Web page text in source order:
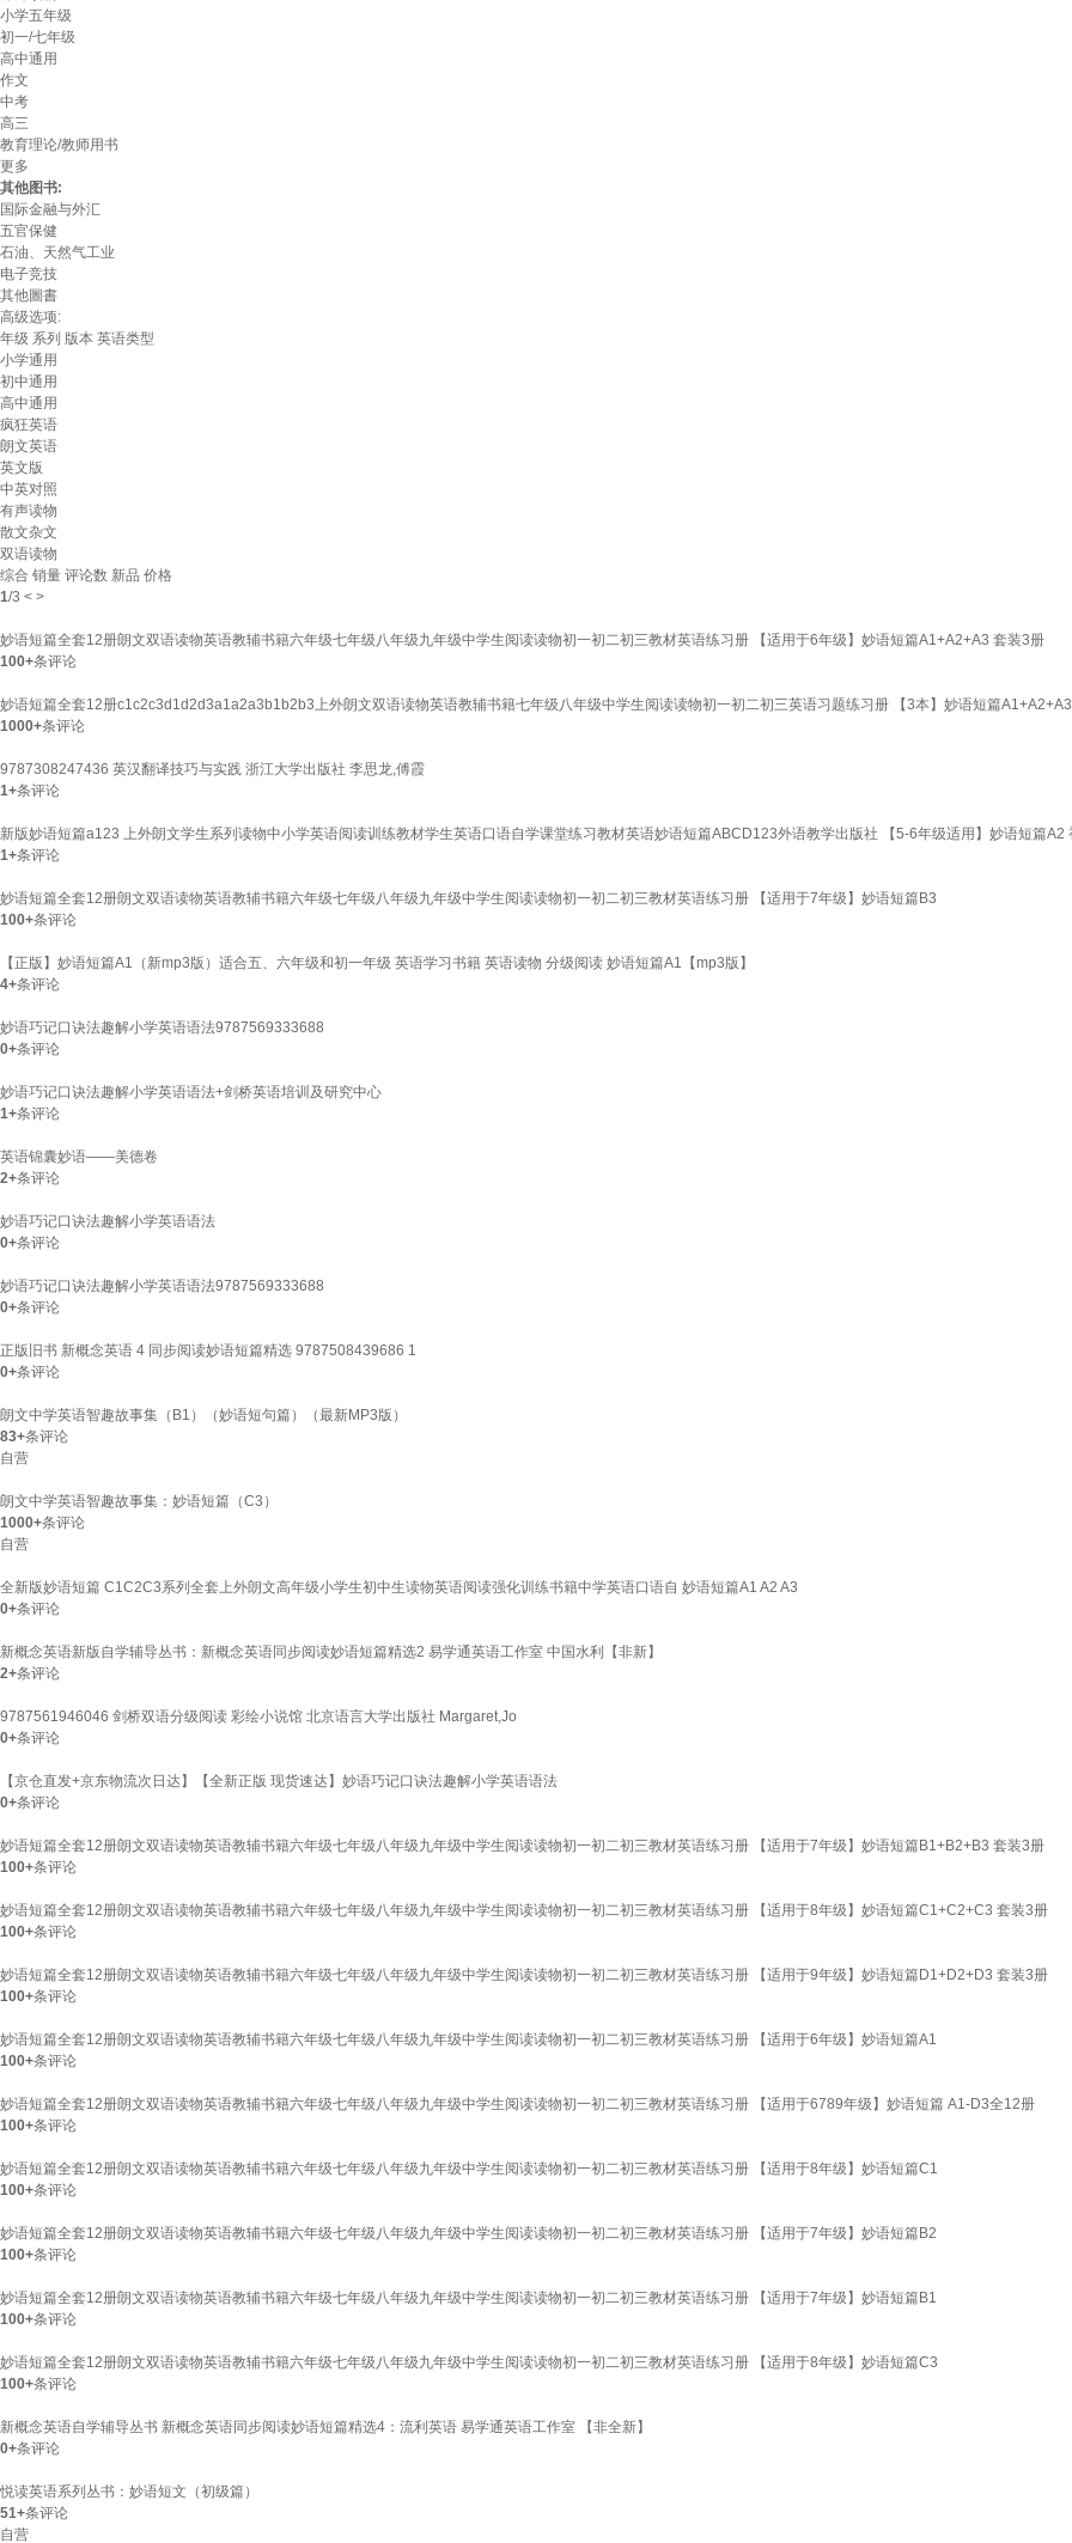
小学五年级
初一/七年级
高中通用
作文
中考
高三
教育理论/教师用书
更多
其他图书:
国际金融与外汇
五官保健
石油、天然气工业
电子竞技
其他圖書
高级选项:
年级 系列 版本 英语类型
小学通用
初中通用
高中通用
疯狂英语
朗文英语
英文版
中英对照
有声读物
散文杂文
双语读物
综合 销量 评论数 新品 价格
1/3 < >
妙语短篇全套12册朗文双语读物英语教辅书籍六年级七年级八年级九年级中学生阅读读物初一初二初三教材英语练习册 【适用于6年级】妙语短篇A1+A2+A3 套装3册
100+条评论
妙语短篇全套12册c1c2c3d1d2d3a1a2a3b1b2b3上外朗文双语读物英语教辅书籍七年级八年级中学生阅读读物初一初二初三英语习题练习册 【3本】妙语短篇A1+A2+A3
1000+条评论
9787308247436 英汉翻译技巧与实践 浙江大学出版社 李思龙,傅霞
1+条评论
新版妙语短篇a123 上外朗文学生系列读物中小学英语阅读训练教材学生英语口语自学课堂练习教材英语妙语短篇ABCD123外语教学出版社 【5-6年级适用】妙语短篇A2
1+条评论
妙语短篇全套12册朗文双语读物英语教辅书籍六年级七年级八年级九年级中学生阅读读物初一初二初三教材英语练习册 【适用于7年级】妙语短篇B3
100+条评论
【正版】妙语短篇A1（新mp3版）适合五、六年级和初一年级 英语学习书籍 英语读物 分级阅读 妙语短篇A1【mp3版】
4+条评论
妙语巧记口诀法趣解小学英语语法9787569333688
0+条评论
妙语巧记口诀法趣解小学英语语法+剑桥英语培训及研究中心
1+条评论
英语锦囊妙语——美德卷
2+条评论
妙语巧记口诀法趣解小学英语语法
0+条评论
妙语巧记口诀法趣解小学英语语法9787569333688
0+条评论
正版旧书 新概念英语 4 同步阅读妙语短篇精选 9787508439686 1
0+条评论
朗文中学英语智趣故事集（B1）（妙语短句篇）（最新MP3版）
83+条评论
自营
朗文中学英语智趣故事集：妙语短篇（C3）
1000+条评论
自营
全新版妙语短篇 C1C2C3系列全套上外朗文高年级小学生初中生读物英语阅读强化训练书籍中学英语口语自 妙语短篇A1 A2 A3
0+条评论
新概念英语新版自学辅导丛书：新概念英语同步阅读妙语短篇精选2 易学通英语工作室 中国水利【非新】
2+条评论
9787561946046 剑桥双语分级阅读 彩绘小说馆 北京语言大学出版社 Margaret,Jo
0+条评论
【京仓直发+京东物流次日达】【全新正版 现货速达】妙语巧记口诀法趣解小学英语语法
0+条评论
妙语短篇全套12册朗文双语读物英语教辅书籍六年级七年级八年级九年级中学生阅读读物初一初二初三教材英语练习册 【适用于7年级】妙语短篇B1+B2+B3 套装3册
100+条评论
妙语短篇全套12册朗文双语读物英语教辅书籍六年级七年级八年级九年级中学生阅读读物初一初二初三教材英语练习册 【适用于8年级】妙语短篇C1+C2+C3 套装3册
100+条评论
妙语短篇全套12册朗文双语读物英语教辅书籍六年级七年级八年级九年级中学生阅读读物初一初二初三教材英语练习册 【适用于9年级】妙语短篇D1+D2+D3 套装3册
100+条评论
妙语短篇全套12册朗文双语读物英语教辅书籍六年级七年级八年级九年级中学生阅读读物初一初二初三教材英语练习册 【适用于6年级】妙语短篇A1
100+条评论
妙语短篇全套12册朗文双语读物英语教辅书籍六年级七年级八年级九年级中学生阅读读物初一初二初三教材英语练习册 【适用于6789年级】妙语短篇 A1-D3全12册
100+条评论
妙语短篇全套12册朗文双语读物英语教辅书籍六年级七年级八年级九年级中学生阅读读物初一初二初三教材英语练习册 【适用于8年级】妙语短篇C1
100+条评论
妙语短篇全套12册朗文双语读物英语教辅书籍六年级七年级八年级九年级中学生阅读读物初一初二初三教材英语练习册 【适用于7年级】妙语短篇B2
100+条评论
妙语短篇全套12册朗文双语读物英语教辅书籍六年级七年级八年级九年级中学生阅读读物初一初二初三教材英语练习册 【适用于7年级】妙语短篇B1
100+条评论
妙语短篇全套12册朗文双语读物英语教辅书籍六年级七年级八年级九年级中学生阅读读物初一初二初三教材英语练习册 【适用于8年级】妙语短篇C3
100+条评论
新概念英语自学辅导丛书 新概念英语同步阅读妙语短篇精选4：流利英语 易学通英语工作室 【非全新】
0+条评论
悦读英语系列丛书：妙语短文（初级篇）
51+条评论
自营